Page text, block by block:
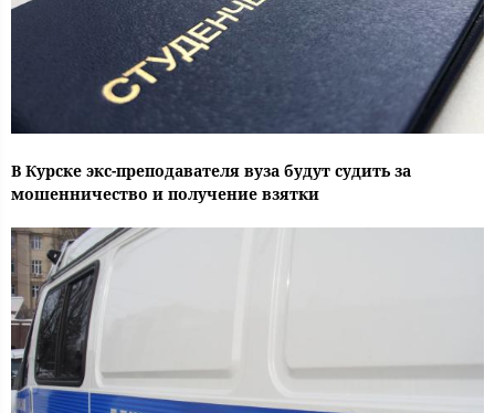
В Курске экс-преподавателя вуза будут судить за
мошенничество и получение взятки